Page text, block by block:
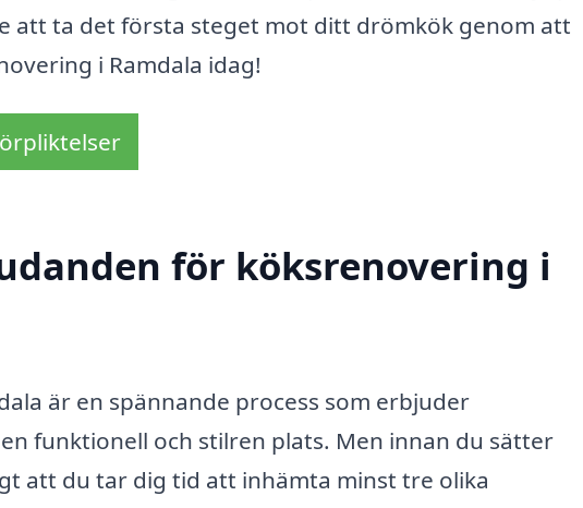
att ta det första steget mot ditt drömkök genom att
i Ramdala idag!
för köksrenovering i
är en spännande process som erbjuder
funktionell och stilren plats. Men innan du sätter
att du tar dig tid att inhämta minst tre olika